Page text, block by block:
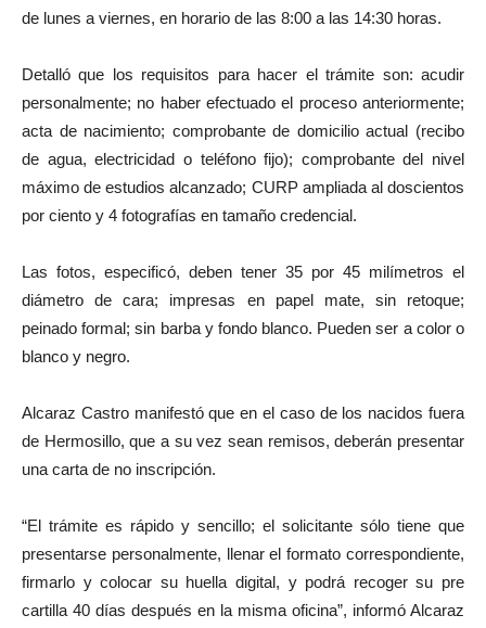
de lunes a viernes, en horario de las 8:00 a las 14:30 horas.
Detalló que los requisitos para hacer el trámite son: acudir
personalmente; no haber efectuado el proceso anteriormente;
acta de nacimiento; comprobante de domicilio actual (recibo
de agua, electricidad o teléfono fijo); comprobante del nivel
máximo de estudios alcanzado; CURP ampliada al doscientos
por ciento y 4 fotografías en tamaño credencial.
Las fotos, especificó, deben tener 35 por 45 milímetros el
diámetro de cara; impresas en papel mate, sin retoque;
peinado formal; sin barba y fondo blanco. Pueden ser a color o
blanco y negro.
Alcaraz Castro manifestó que en el caso de los nacidos fuera
de Hermosillo, que a su vez sean remisos, deberán presentar
una carta de no inscripción.
“El trámite es rápido y sencillo; el solicitante sólo tiene que
presentarse personalmente, llenar el formato correspondiente,
firmarlo y colocar su huella digital, y podrá recoger su pre
cartilla 40 días después en la misma oficina”, informó Alcaraz